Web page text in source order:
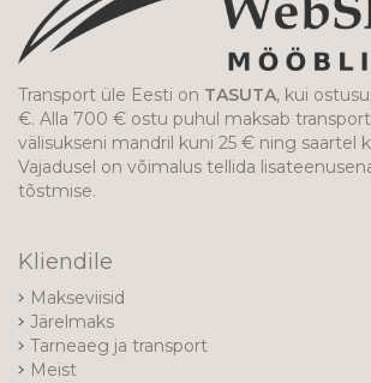
Transport üle Eesti on TASUTA, kui
€. Alla 700 € ostu puhul maksab
välisukseni mandril kuni 25 € ning saartel
Vajadusel on võimalus tellida
tõstmise.
Kliendile
Makseviisid
Järelmaks
Tarneaeg ja transport
Meist